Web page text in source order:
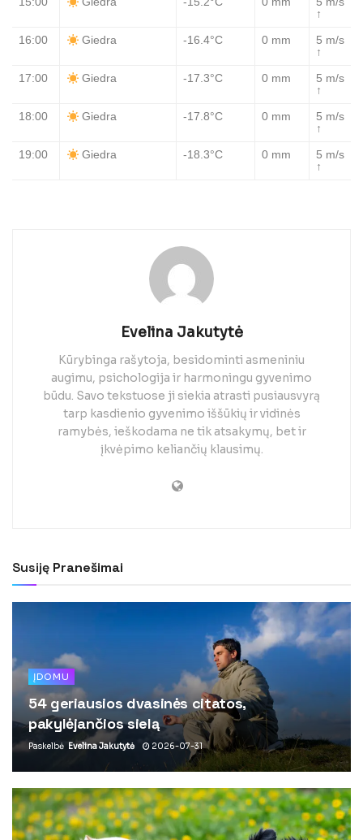
Giedra
↑
16:00 Giedra -16.4°C 0 mm
5 m/s
↑
17:00 Giedra -17.3°C 0 mm
5 m/s
↑
18:00 Giedra -17.8°C 0 mm
5 m/s
↑
19:00 Giedra -18.3°C 0 mm
5 m/s
↑
Evelina Jakutytė
Kūrybinga rašytoja, besidominti asmeniniu
augimu, psichologija ir harmoningu gyvenimo
būdu. Savo tekstuose ji siekia atrasti pusiausvyrą
tarp kasdienio gyvenimo iššūkių ir vidinės
ramybės, ieškodama ne tik atsakymų, bet ir
įkvėpimo keliančių klausimų.
Susiję Pranešimai
ĮDOMU
54 geriausios dvasinės citatos,
pakylėjančios sielą
Paskelbė Evelina Jakutytė 2026-07-31